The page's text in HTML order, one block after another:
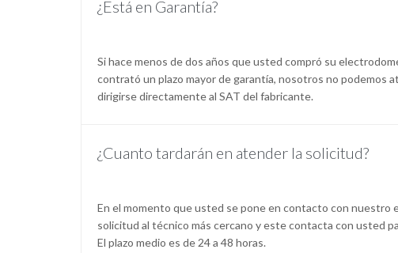
¿Está en Garantía?
Si hace menos de dos años que usted compró su
contrató un plazo mayor de garantía, nosotros no podemos
dirigirse directamente al SAT del fabricante.
¿Cuanto tardarán en atender la solicitud?
En el momento que usted se pone en contacto con nuestro
solicitud al técnico más cercano y este contacta con usted
El plazo medio es de 24 a 48 horas.